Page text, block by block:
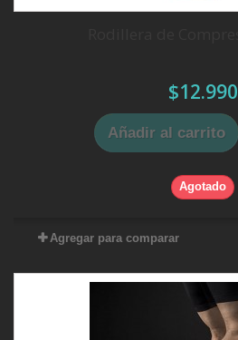
$12.990
Añadir al carrito
Agotado
Agregar para comparar